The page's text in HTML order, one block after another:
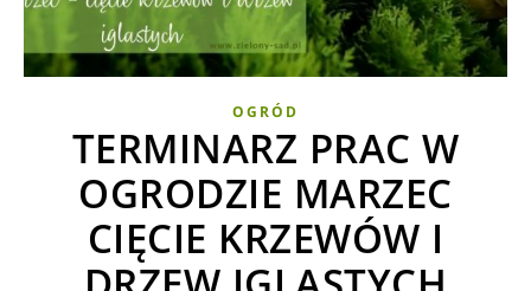
OGRÓD
TERMINARZ PRAC W
OGRODZIE MARZEC
CIĘCIE KRZEWÓW I